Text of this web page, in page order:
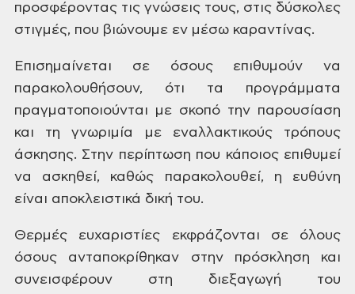
προσφέροντας τις γνώσεις τους, στις δύσκολες
στιγμές, που βιώνουμε εν μέσω καραντίνας.
Επισημαίνεται σε όσους επιθυμούν να
παρακολουθήσουν, ότι τα προγράμματα
πραγματοποιούνται με σκοπό την παρουσίαση
και τη γνωριμία
με εναλλακτικούς τρόπους
άσκησης. Στην περίπτωση που κάποιος επιθυμεί
να
ασκηθεί, καθώς παρακολουθεί, η ευθύνη
είναι αποκλειστικά δική του.
Θερμές ευχαριστίες εκφράζονται σε όλους
όσους ανταποκρίθηκαν στην πρόσκληση και
συνεισφέρουν στη διεξαγωγή του